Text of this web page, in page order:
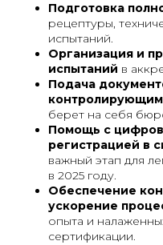
Подготовка
рецептуры,
испытаний.
Организация и
испытаний в
Подача
берет на себя
Помощь с
регистрацией в
важный этап для
в 2025 году.
Обеспечение
ускорение
опыта и
сертификации.